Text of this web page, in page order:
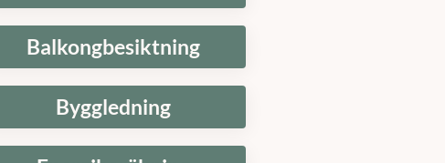
Balkongbesiktning
Byggledning